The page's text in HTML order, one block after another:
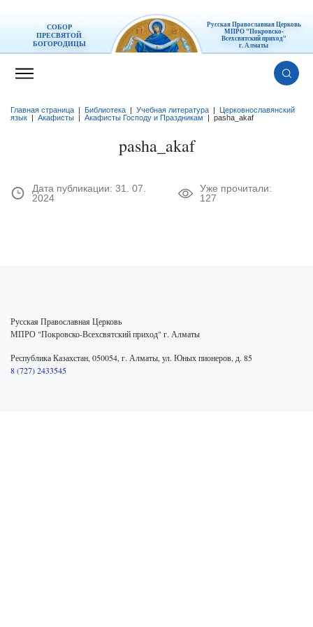
СОБОР
ПРЕСВЯТОЙ
БОГОРОДИЦЫ
Русская Православная Церковь
МПРО "Покровско-
Всехсвятский приход"
г. Алматы
Главная страница Библиотека Учебная литература
Церковнославянский
язык
Акафисты Акафисты Господу и Праздникам pasha_akaf
pasha_akaf
Дата публикации:31. 07.
2024
Уже прочитали:
127
Русская Православная Церковь
МПРО "Покровско-Всехсвятский приход" г. Алматы
Республика Казахстан, 050054, г. Алматы, ул. Юных пионеров, д. 85
8 (727) 2433545